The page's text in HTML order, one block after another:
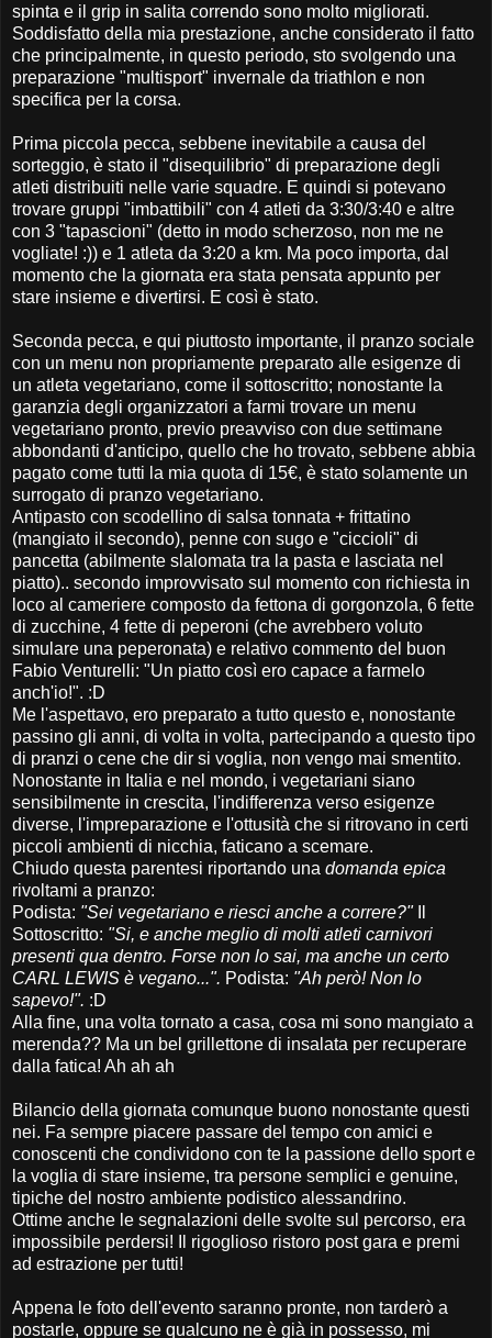
spinta e il grip in salita correndo sono molto migliorati.
Soddisfatto della mia prestazione, anche considerato il fatto
che principalmente, in questo periodo, sto svolgendo una
preparazione "multisport" invernale da triathlon e non
specifica per la corsa.
Prima piccola pecca, sebbene inevitabile a causa del
sorteggio, è stato il "disequilibrio" di preparazione degli
atleti distribuiti nelle varie squadre. E quindi si potevano
trovare gruppi "imbattibili" con 4 atleti da 3:30/3:40 e altre
con 3 "tapascioni" (detto in modo scherzoso, non me ne
vogliate! :)) e 1 atleta da 3:20 a km. Ma poco importa, dal
momento che la giornata era stata pensata appunto per
stare insieme e divertirsi. E così è stato.
Seconda pecca, e qui piuttosto importante, il pranzo sociale
con un menu non propriamente preparato alle esigenze di
un atleta vegetariano, come il sottoscritto; nonostante la
garanzia degli organizzatori a farmi trovare un menu
vegetariano pronto, previo preavviso con due settimane
abbondanti d'anticipo, quello che ho trovato, sebbene abbia
pagato come tutti la mia quota di 15€, è stato solamente un
surrogato di pranzo vegetariano.
Antipasto con scodellino di salsa tonnata + frittatino
(mangiato il secondo), penne con sugo e "ciccioli" di
pancetta (abilmente slalomata tra la pasta e lasciata nel
piatto).. secondo improvvisato sul momento con richiesta in
loco al cameriere composto da fettona di gorgonzola, 6 fette
di zucchine, 4 fette di peperoni (che avrebbero voluto
simulare una peperonata) e relativo commento del buon
Fabio Venturelli: "Un piatto così ero capace a farmelo
anch'io!". :D
Me l'aspettavo, ero preparato a tutto questo e, nonostante
passino gli anni, di volta in volta, partecipando a questo tipo
di pranzi o cene che dir si voglia, non vengo mai smentito.
Nonostante in Italia e nel mondo, i vegetariani siano
sensibilmente in crescita, l'indifferenza verso esigenze
diverse, l'impreparazione e l'ottusità che si ritrovano in certi
piccoli ambienti di nicchia, faticano a scemare.
Chiudo questa parentesi riportando una domanda epica
rivoltami a pranzo:
Podista: "Sei vegetariano e riesci anche a correre?"
Sottoscritto: "Si, e anche meglio di molti atleti carnivori
presenti qua dentro. Forse non lo sai, ma anche un certo
CARL LEWIS è vegano...". Podista: "Ah però! Non lo
sapevo!". :D
Alla fine, una volta tornato a casa, cosa mi sono mangiato a
merenda?? Ma un bel grillettone di insalata per recuperare
dalla fatica! Ah ah ah
Bilancio della giornata comunque buono nonostante questi
nei. Fa sempre piacere passare del tempo con amici e
conoscenti che condividono con te la passione dello sport e
la voglia di stare insieme, tra persone semplici e genuine,
tipiche del nostro ambiente podistico alessandrino.
Ottime anche le segnalazioni delle svolte sul percorso, era
impossibile perdersi! Il rigoglioso ristoro post gara e premi
ad estrazione per tutti!
Appena le foto dell'evento saranno pronte, non tarderò a
postarle, oppure se qualcuno ne è già in possesso, mi